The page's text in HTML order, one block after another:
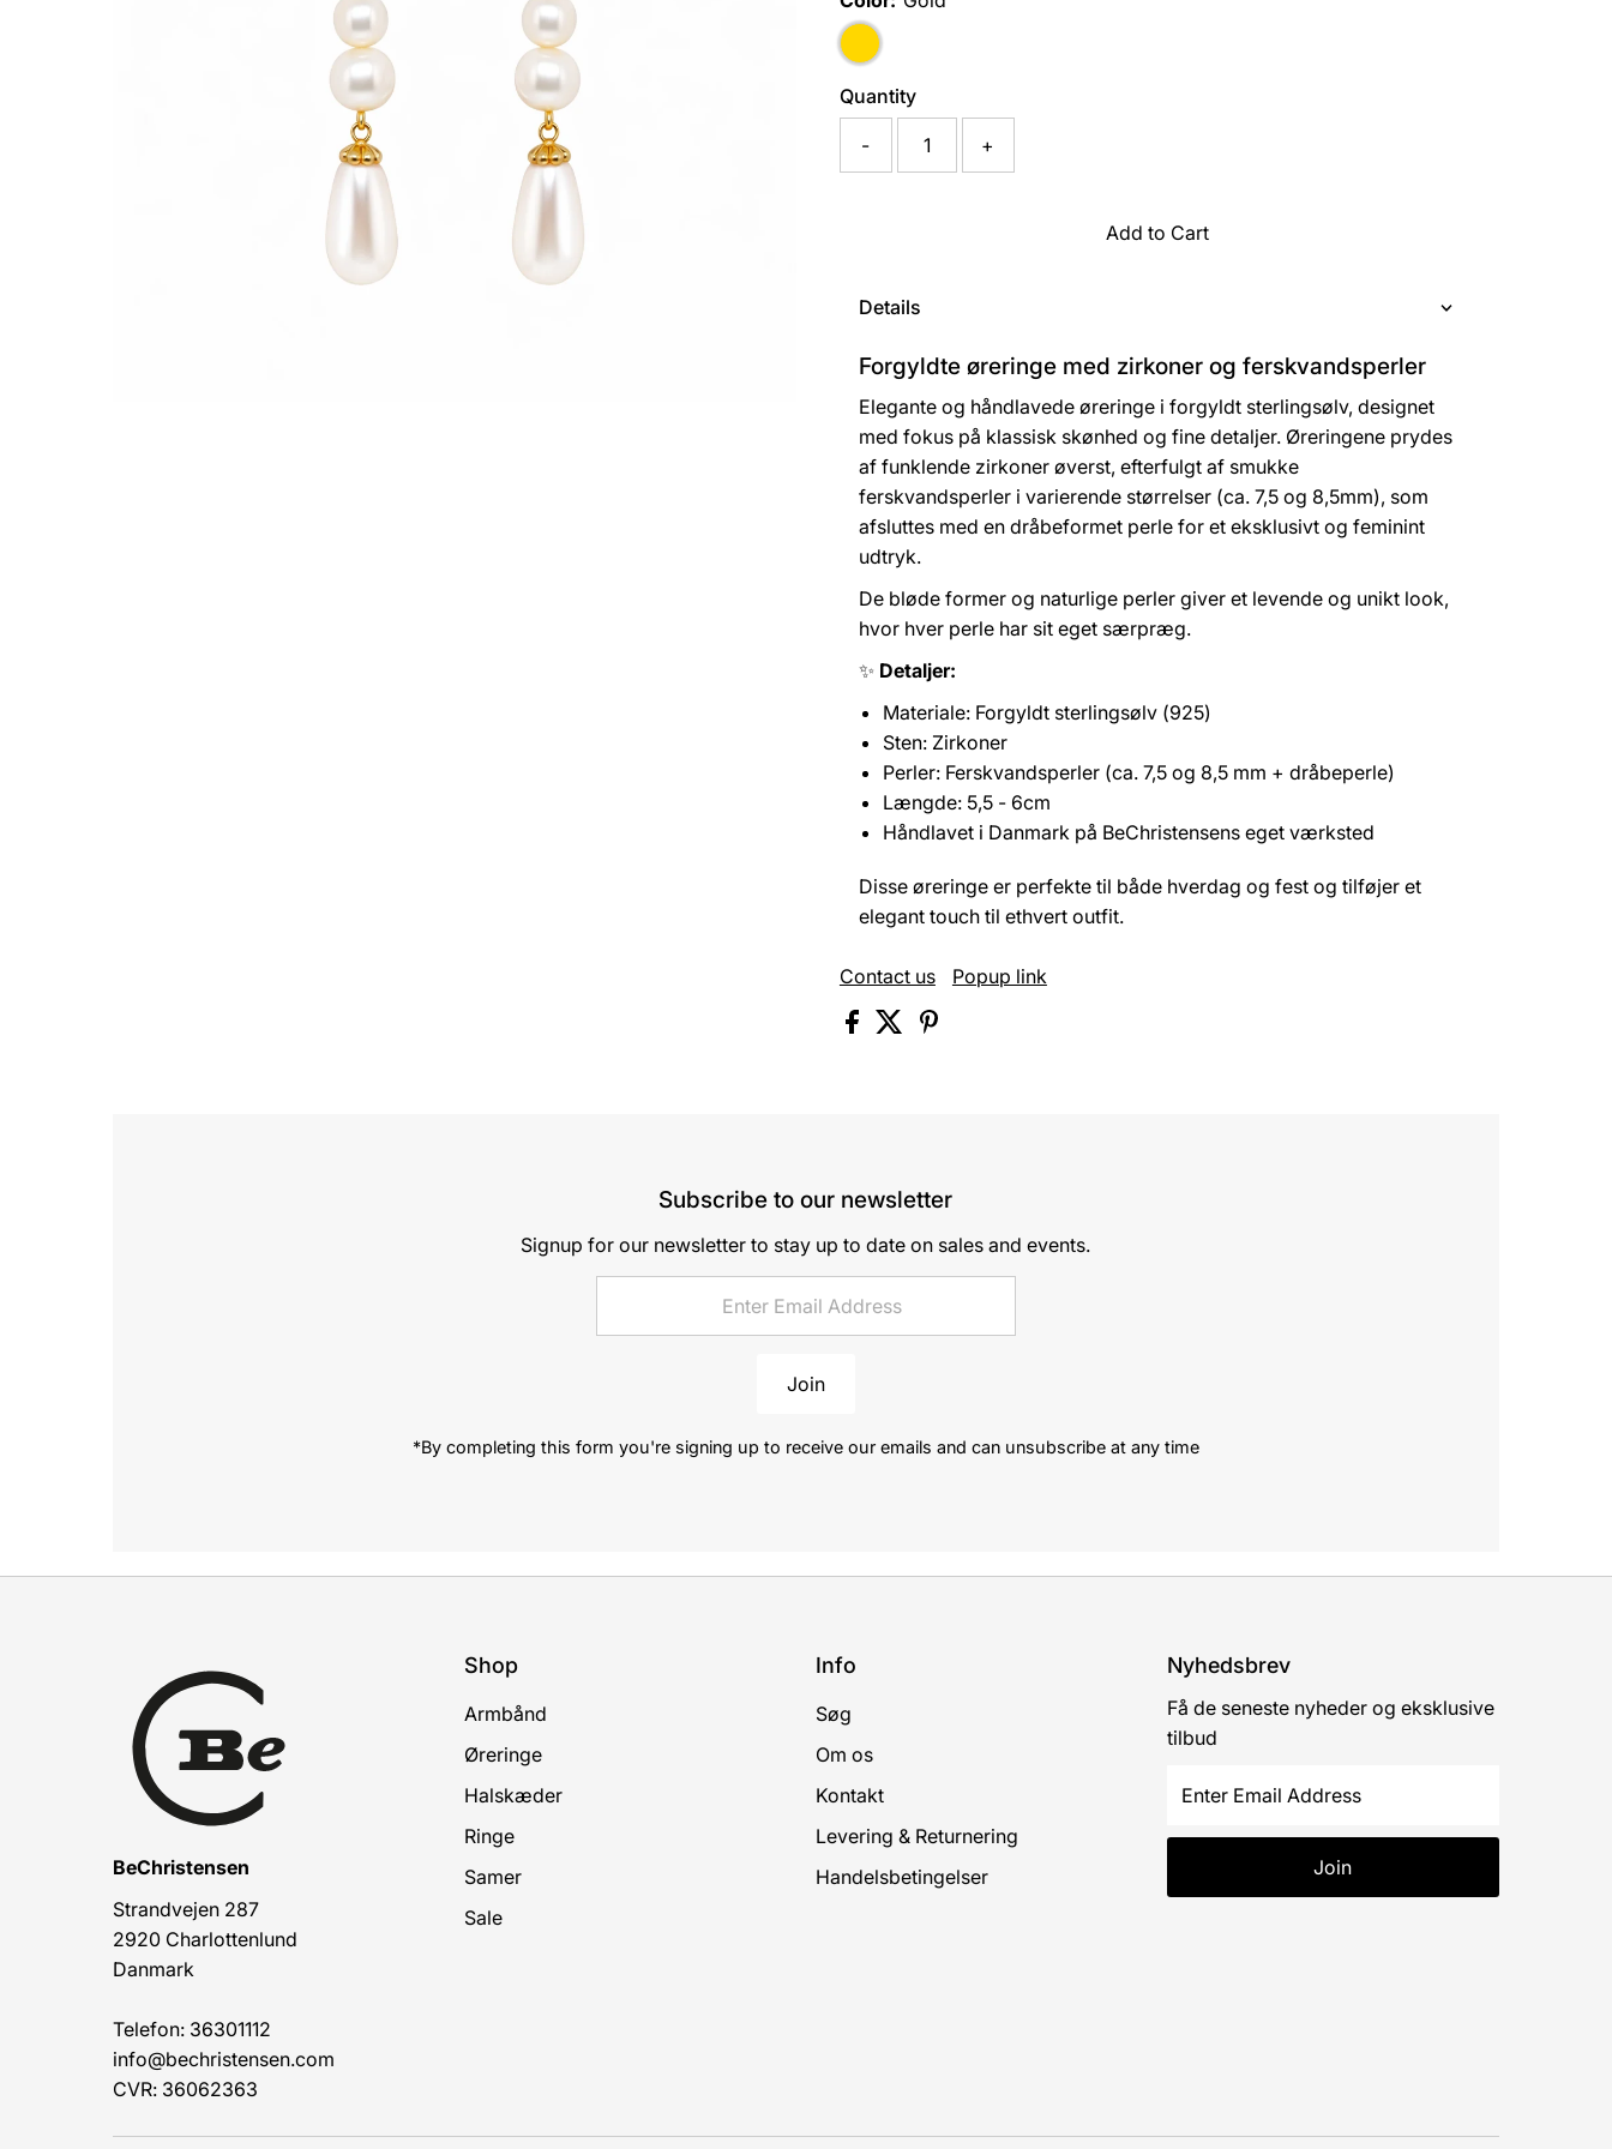
Quantity
- +
Add to Cart
Details
Forgyldte øreringe med zirkoner og ferskvandsperler
Elegante og håndlavede øreringe i forgyldt sterlingsølv, designet
med fokus på klassisk skønhed og fine detaljer. Øreringene prydes
af funklende zirkoner øverst, efterfulgt af smukke
ferskvandsperler i varierende størrelser (ca. 7,5 og 8,5mm), som
afsluttes med en dråbeformet perle for et eksklusivt og feminint
udtryk.
De bløde former og naturlige perler giver et levende og unikt look,
hvor hver perle har sit eget særpræg.
✨ Detaljer:
Materiale: Forgyldt sterlingsølv (925)
Sten: Zirkoner
Perler: Ferskvandsperler (ca. 7,5 og 8,5 mm + dråbeperle)
Længde: 5,5 - 6cm
Håndlavet i Danmark på BeChristensens eget værksted
Disse øreringe er perfekte til både hverdag og fest og tilføjer et
elegant touch til ethvert outfit.
Contact us Popup link
Subscribe to our newsletter
Signup for our newsletter to stay up to date on sales and events.
Join
*By completing this form you're signing up to receive our emails and can unsubscribe at any time
BeChristensen
Strandvejen 287
2920 Charlottenlund
Danmark
Telefon: 36301112
info@bechristensen.com
CVR: 36062363
Shop
Armbånd
Øreringe
Halskæder
Ringe
Samer
Sale
Info
Søg
Om os
Kontakt
Levering & Returnering
Handelsbetingelser
Nyhedsbrev
Få de seneste nyheder og eksklusive
tilbud
Email
Address
Join